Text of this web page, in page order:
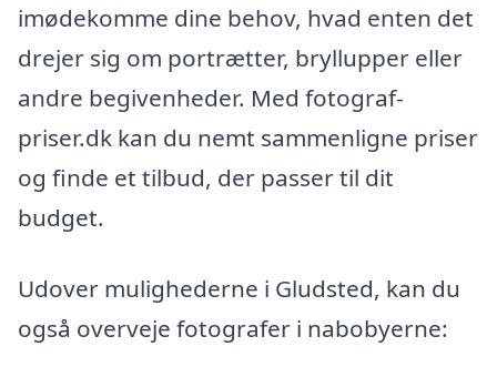
imødekomme dine behov, hvad enten det
drejer sig om portrætter, bryllupper eller
andre begivenheder. Med fotograf-
priser.dk kan du nemt sammenligne priser
og finde et tilbud, der passer til dit
budget.
Udover mulighederne i Gludsted, kan du
også overveje fotografer i nabobyerne: